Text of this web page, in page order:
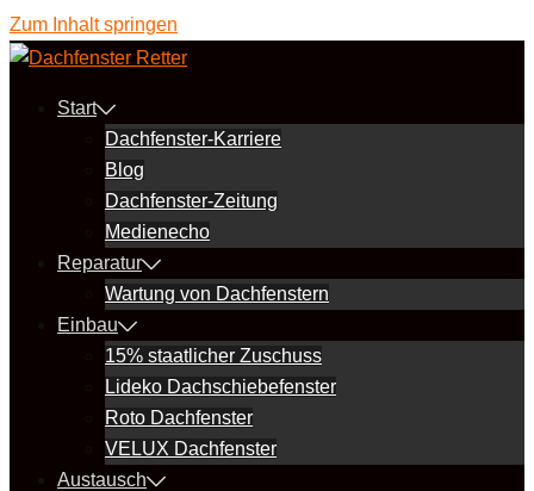
Zum Inhalt springen
Start
Dachfenster-Karriere
Blog
Dachfenster-Zeitung
Medienecho
Reparatur
Wartung von Dachfenstern
Einbau
15% staatlicher Zuschuss
Lideko Dachschiebefenster
Roto Dachfenster
VELUX Dachfenster
Austausch